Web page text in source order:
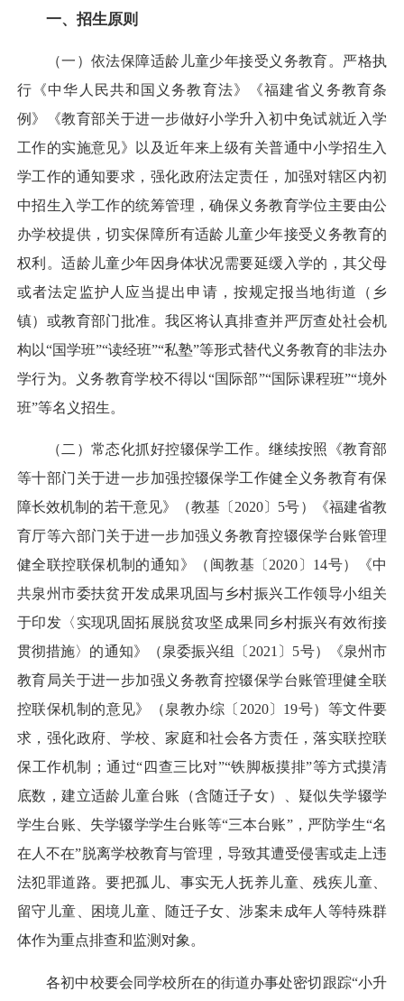
一、招生原则
（一）依法保障适龄儿童少年接受义务教育。严格执
行《中华人民共和国义务教育法》《福建省义务教育条
例》《教育部关于进一步做好小学升入初中免试就近入学
工作的实施意见》以及近年来上级有关普通中小学招生入
学工作的通知要求，强化政府法定责任，加强对辖区内初
中招生入学工作的统筹管理，确保义务教育学位主要由公
办学校提供，切实保障所有适龄儿童少年接受义务教育的
权利。适龄儿童少年因身体状况需要延缓入学的，其父母
或者法定监护人应当提出申请，按规定报当地街道（乡
镇）或教育部门批准。我区将认真排查并严厉查处社会机
构以“国学班”“读经班”“私塾”等形式替代义务教育的非法办
学行为。义务教育学校不得以“国际部”“国际课程班”“境外
班”等名义招生。
（二）常态化抓好控辍保学工作。继续按照《教育部
等十部门关于进一步加强控辍保学工作健全义务教育有保
障长效机制的若干意见》（教基〔2020〕5号）《福建省教
育厅等六部门关于进一步加强义务教育控辍保学台账管理
健全联控联保机制的通知》（闽教基〔2020〕14号）《中
共泉州市委扶贫开发成果巩固与乡村振兴工作领导小组关
于印发〈实现巩固拓展脱贫攻坚成果同乡村振兴有效衔接
贯彻措施〉的通知》（泉委振兴组〔2021〕5号）《泉州市
教育局关于进一步加强义务教育控辍保学台账管理健全联
控联保机制的意见》（泉教办综〔2020〕19号）等文件要
求，强化政府、学校、家庭和社会各方责任，落实联控联
保工作机制；通过“四查三比对”“铁脚板摸排”等方式摸清
底数，建立适龄儿童台账（含随迁子女）、疑似失学辍学
学生台账、失学辍学学生台账等“三本台账”，严防学生“名
在人不在”脱离学校教育与管理，导致其遭受侵害或走上违
法犯罪道路。要把孤儿、事实无人抚养儿童、残疾儿童、
留守儿童、困境儿童、随迁子女、涉案未成年人等特殊群
体作为重点排查和监测对象。
各初中校要会同学校所在的街道办事处密切跟踪“小升